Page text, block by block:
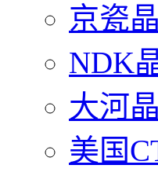
京瓷
NDK
大河
美国